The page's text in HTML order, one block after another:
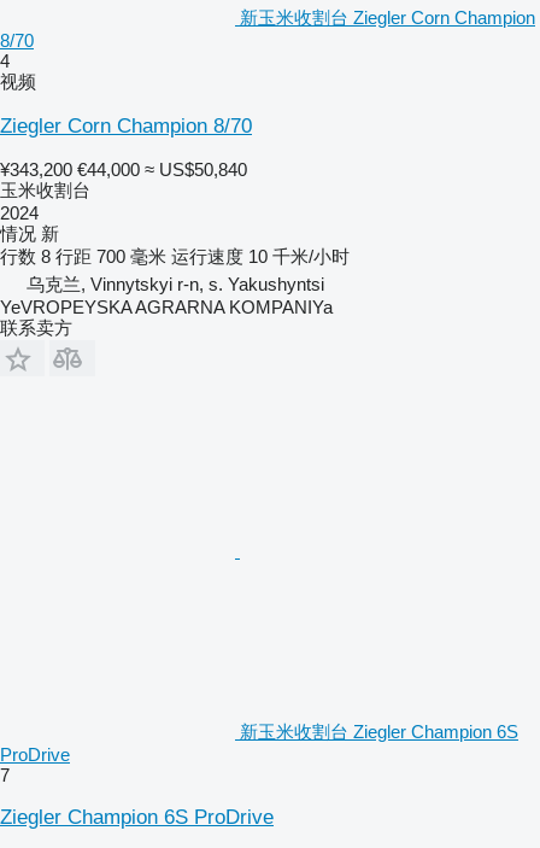
新玉米收割台 Ziegler Corn Champion
8/70
4
视频
Ziegler Corn Champion 8/70
¥343,200 €44,000 ≈ US$50,840
玉米收割台
2024
情况 新
行数 8 行距 700 毫米 运行速度 10 千米/小时
乌克兰, Vinnytskyi r-n, s. Yakushyntsi
YeVROPEYSKA AGRARNA KOMPANIYa
联系卖方
新玉米收割台 Ziegler Champion 6S
ProDrive
7
Ziegler Champion 6S ProDrive